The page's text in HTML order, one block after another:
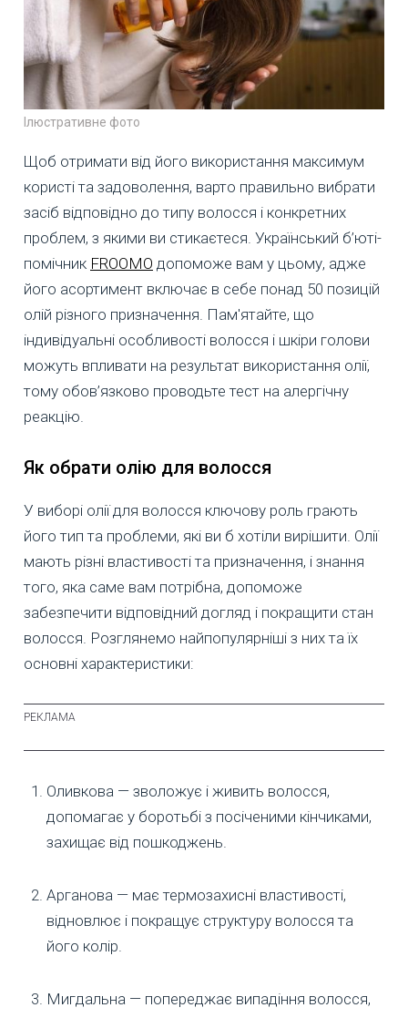
Ілюстративне фото
Щоб отримати від його використання максимум
користі та задоволення, варто правильно вибрати
засіб відповідно до типу волосся і конкретних
проблем, з якими ви стикаєтеся. Український б’юті-
помічник FROOMO допоможе вам у цьому, адже
його асортимент включає в себе понад 50 позицій
олій різного призначення. Пам'ятайте, що
індивідуальні особливості волосся і шкіри голови
можуть впливати на результат використання олії,
тому обов’язково проводьте тест на алергічну
реакцію.
Як обрати олію для волосся
У виборі олії для волосся ключову роль грають
його тип та проблеми, які ви б хотіли вирішити. Олії
мають різні властивості та призначення, і знання
того, яка саме вам потрібна, допоможе
забезпечити відповідний догляд і покращити стан
волосся. Розглянемо найпопулярніші з них та їх
основні характеристики:
Оливкова — зволожує і живить волосся,
допомагає у боротьбі з посіченими кінчиками,
захищає від пошкоджень.
Арганова — має термозахисні властивості,
відновлює і покращує структуру волосся та
його колір.
Мигдальна — попереджає випадіння волосся,